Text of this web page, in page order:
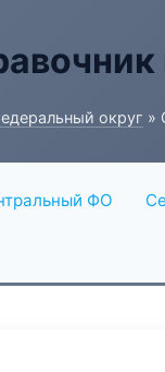
округ »
ФО